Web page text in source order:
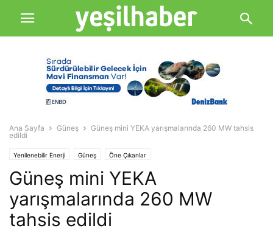
Ana Sayfa Güneş
Güneş mini YEKA yarışmalarında 260 MW tahsis
edildi
Yenilenebilir Enerji Güneş Öne Çıkanlar
Güneş mini YEKA
yarışmalarında 260 MW
tahsis edildi